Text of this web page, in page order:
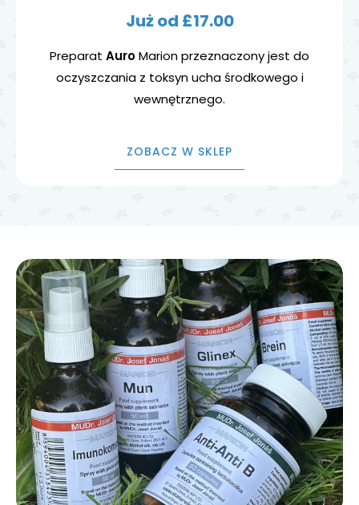
Już od £17.00
Preparat AuroMarion przeznaczony jest do
oczyszczania z toksyn ucha środkowego i
wewnętrznego.
ZOBACZ W SKLEP